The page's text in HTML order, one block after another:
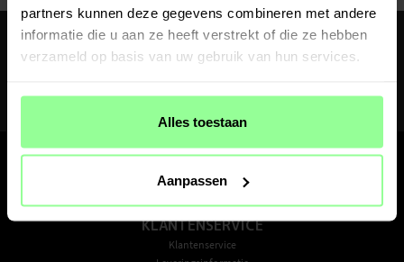
partners kunnen deze gegevens combineren met andere
informatie die u aan ze heeft verstrekt of die ze hebben
verzameld op basis van uw gebruik van hun services.
Alles toestaan
Aanpassen
Ontvang 10% korting op je eerste aankoop
Meld je aan voor de nieuwsbrief om als eerste nieuws en aanbiedingen te
ontvangen
Door je te abonneren ga je akkoord met ons privacybeleid
KLANTENSERVICE
Klantenservice